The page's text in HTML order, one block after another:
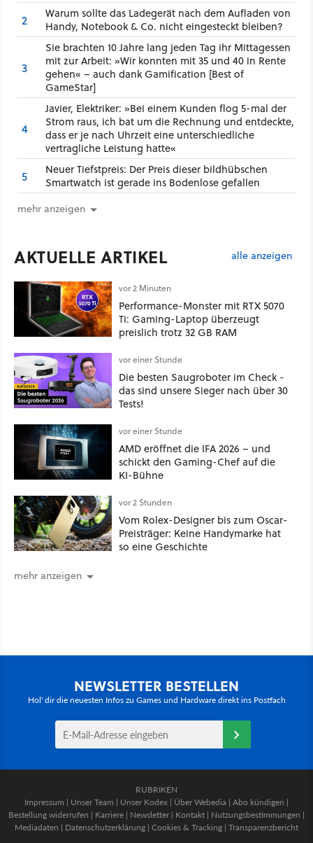
2
Warum sollte das Ladegerät nach dem Aufladen von
Handy, Notebook & Co. nicht eingesteckt bleiben?
3
Sie brachten 10 Jahre lang jeden Tag ihr Mittagessen
mit zur Arbeit: »Wir konnten mit 35 und 40 in Rente
gehen« – auch dank Gamification [Best of
GameStar]
4
Javier, Elektriker: »Bei einem Kunden flog 5-mal der
Strom raus, ich bat um die Rechnung und entdeckte,
dass er je nach Uhrzeit eine unterschiedliche
vertragliche Leistung hatte«
5
Neuer Tiefstpreis: Der Preis dieser bildhübschen
Smartwatch ist gerade ins Bodenlose gefallen
mehr anzeigen
AKTUELLE ARTIKEL alle anzeigen
vor 2 Minuten
Performance-Monster mit RTX 5070
Ti: Gaming-Laptop überzeugt
preislich trotz 32 GB RAM
vor einer Stunde
Die besten Saugroboter im Check -
das sind unsere Sieger nach über 30
Tests!
vor einer Stunde
AMD eröffnet die IFA 2026 – und
schickt den Gaming-Chef auf die
KI-Bühne
vor 2 Stunden
Vom Rolex-Designer bis zum Oscar-
Preisträger: Keine Handymarke hat
so eine Geschichte
mehr anzeigen
NEWSLETTER BESTELLEN
Hol' dir die neuesten Infos zu Games und Hardware direkt ins Postfach
RUBRIKEN
Impressum | Unser Team | Unser Kodex | Über Webedia | Abo kündigen |
Bestellung widerrufen | Karriere | Newsletter | Kontakt | Nutzungsbestimmungen |
Mediadaten | Datenschutzerklärung | Cookies & Tracking | Transparenzbericht